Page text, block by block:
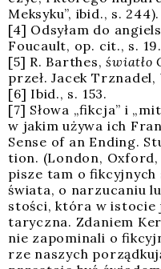
Mek­sy­ku”, ibid., s. 244).
[4] Odsy­łam do
Foucault, op. cit., s. 19.
[5] R. Bar­thes,świa­tło
przeł. Jacek Trzna­del,
[6] Ibid., s. 153.
[7] Sło­wa „fik­cja” i
w jakim uży­wa ich
Sen­se of an Ending.
tion. (Lon­don, Oxford,
pisze tam o
świa­ta, o narzu­ca­niu
sto­ści, któ­ra w
ta­rycz­na. Zda­niem
nie zapo­mi­na­li o
rze naszych